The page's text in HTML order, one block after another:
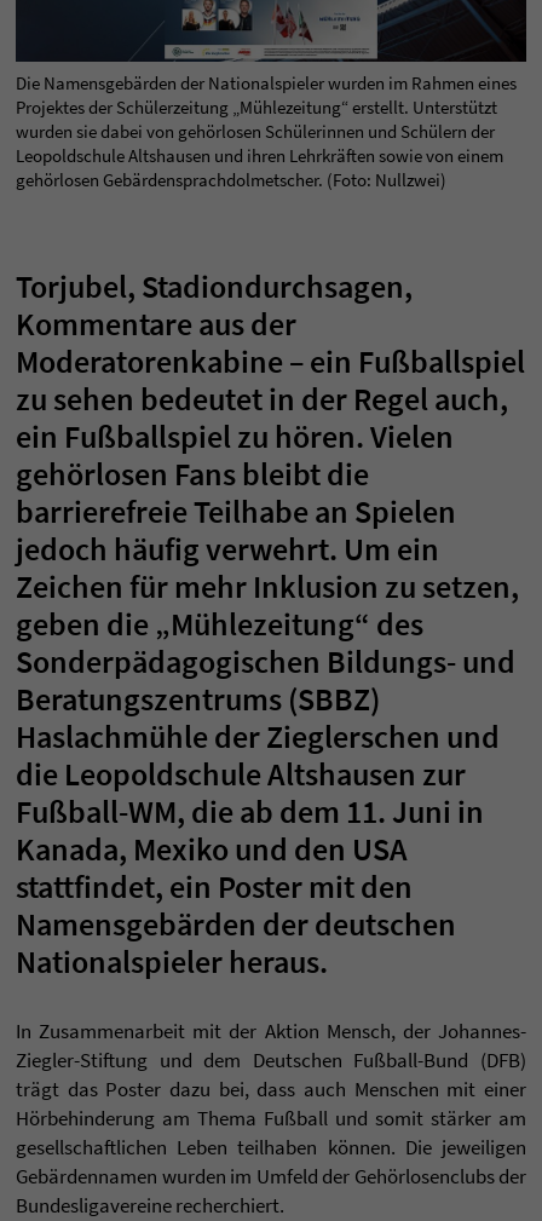
Die Namensgebärden der Nationalspieler wurden im Rahmen eines
Projektes der Schülerzeitung „Mühlezeitung“ erstellt. Unterstützt
wurden sie dabei von gehörlosen Schülerinnen und Schülern der
Leopoldschule Altshausen und ihren Lehrkräften sowie von einem
gehörlosen Gebärdensprachdolmetscher. (Foto: Nullzwei)
Torjubel, Stadiondurchsagen,
Kommentare aus der
Moderatorenkabine – ein Fußballspiel
zu sehen bedeutet in der Regel auch,
ein Fußballspiel zu hören. Vielen
gehörlosen Fans bleibt die
barrierefreie Teilhabe an Spielen
jedoch häufig verwehrt. Um ein
Zeichen für mehr Inklusion zu setzen,
geben die „Mühlezeitung“ des
Sonderpädagogischen Bildungs- und
Beratungszentrums (SBBZ)
Haslachmühle der Zieglerschen und
die Leopoldschule Altshausen zur
Fußball-WM, die ab dem 11. Juni in
Kanada, Mexiko und den USA
stattfindet, ein Poster mit den
Namensgebärden der deutschen
Nationalspieler heraus.
In Zusammenarbeit mit der Aktion Mensch, der Johannes-
Ziegler-Stiftung und dem Deutschen Fußball-Bund (DFB)
trägt das Poster dazu bei, dass auch Menschen mit einer
Hörbehinderung am Thema Fußball und somit stärker am
gesellschaftlichen Leben teilhaben können. Die jeweiligen
Gebärdennamen wurden im Umfeld der Gehörlosenclubs der
Bundesligavereine recherchiert.